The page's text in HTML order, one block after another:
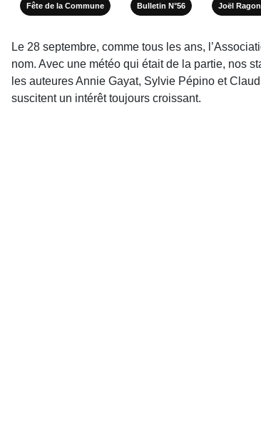
Fête de la Commune Bulletin N°56 Joël
Le 28 septembre, comme tous les ans,
nom. Avec une météo qui était de la partie, nos
les auteures Annie Gayat, Sylvie Pépino et
suscitent un intérêt toujours croissant.